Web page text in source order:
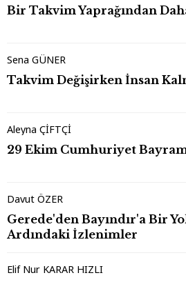
Bir Takvim Yaprağından
Sena GÜNER
Takvim Değişirken İnsan
Aleyna ÇİFTÇİ
29 Ekim Cumhuriyet
Davut ÖZER
Gerede'den Bayındır'a Bir
Ardındaki İzlenimler
Elif Nur KARAR HIZLI